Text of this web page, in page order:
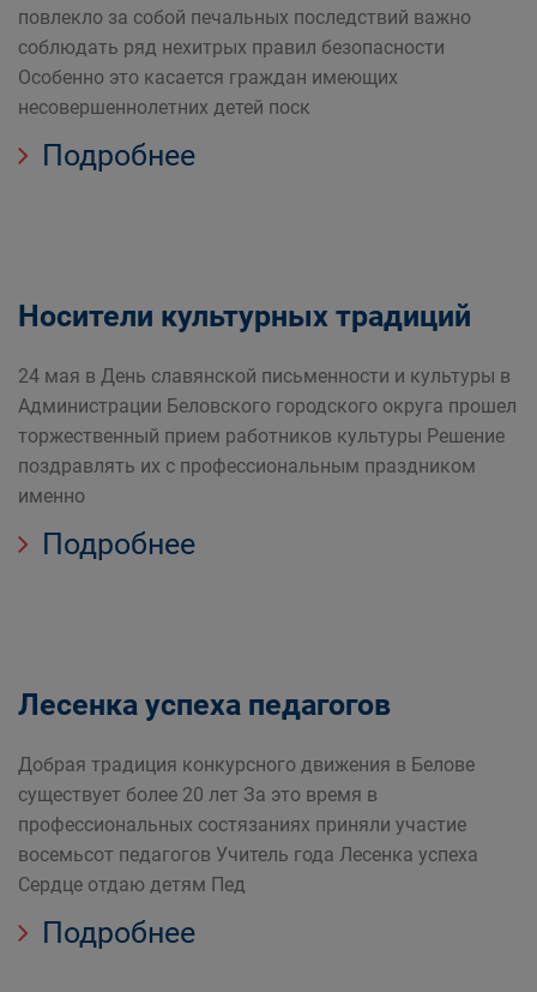
повлекло за собой печальных последствий важно
соблюдать ряд нехитрых правил безопасности
Особенно это касается граждан имеющих
несовершеннолетних детей поск
Подробнее
Носители культурных традиций
24 мая в День славянской письменности и культуры в
Администрации Беловского городского округа прошел
торжественный прием работников культуры Решение
поздравлять их с профессиональным праздником
именно
Подробнее
Лесенка успеха педагогов
Добрая традиция конкурсного движения в Белове
существует более 20 лет За это время в
профессиональных состязаниях приняли участие
восемьсот педагогов Учитель года Лесенка успеха
Сердце отдаю детям Пед
Подробнее